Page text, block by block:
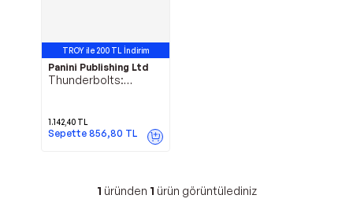
TROY ile 200 TL İndirim
Panini Publishing Ltd
Thunderbolts:
1.142,40 TL
Sepette 856,80 TL
1 üründen 1 ürün görüntülediniz